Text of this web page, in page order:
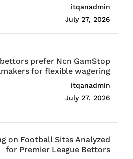
itqanadmin
July 27, 2026
bettors prefer Non GamStop
for flexible wagering
itqanadmin
July 27, 2026
on Football Sites Analyzed
for Premier League Bettors